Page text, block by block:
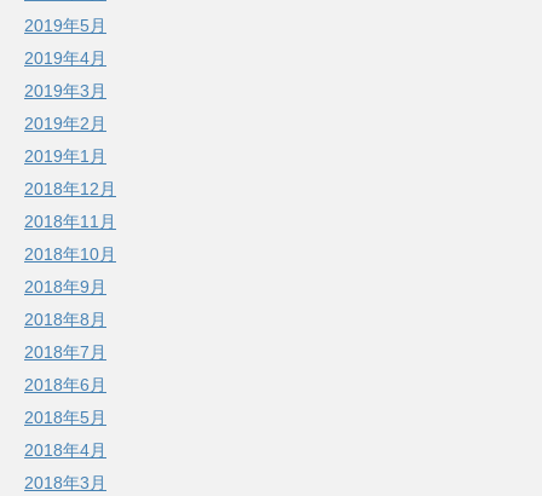
2019年5月
2019年4月
2019年3月
2019年2月
2019年1月
2018年12月
2018年11月
2018年10月
2018年9月
2018年8月
2018年7月
2018年6月
2018年5月
2018年4月
2018年3月